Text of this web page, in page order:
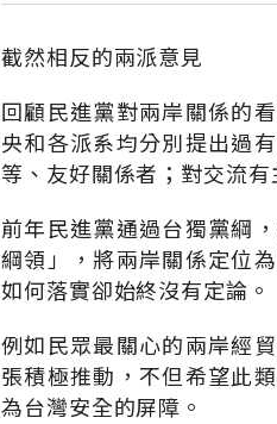
截然相反的兩派意見
回顧民進黨對兩岸關係的
央和各派系均分別提出過
等、友好關係者；對交流
前年民進黨通過台獨黨綱
綱領」，將兩岸關係定位
如何落實卻始終沒有定論。
例如民眾最關心的兩岸經
張積極推動，不但希望此
為台灣安全的屏障。